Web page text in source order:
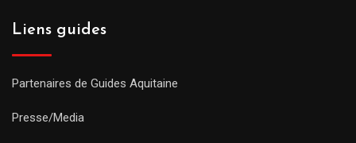
Liens guides
Partenaires de Guides Aquitaine
Presse/Media